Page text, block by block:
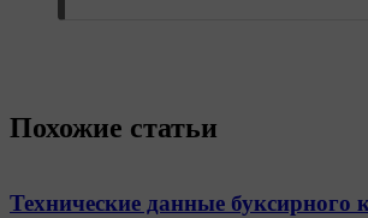
Похожие статьи
Технические данные буксирного